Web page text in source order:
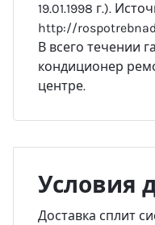
19.01.1998 г.).
http://
В всего течении
кондиционер
центре.
Условия
Доставка сплит